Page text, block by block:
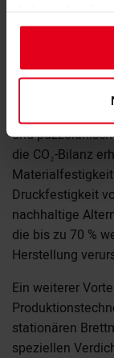
gesammelt
Nachhaltigkeit
Das Herzstück
und
die CO₂-Bilanz
Druckfestigkeit
nachhaltige
die bis zu 70 %
Herstellung
Ein weiterer
stationären
speziellen